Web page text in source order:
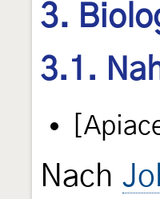
3.
3.1.
Nach